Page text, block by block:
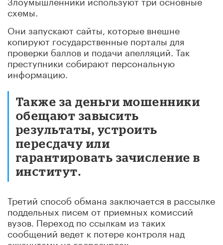
схемы.
Они запускают сайты, которые внешне
копируют государственные порталы для
проверки баллов и подачи апелляций. Так
преступники собирают персональную
информацию.
Также за деньги мошенники
обещают завысить
результаты, устроить
пересдачу или
гарантировать зачисление в
институт.
Третий способ обмана заключается в рассылке
поддельных писем от приемных комиссий
вузов. Переход по ссылкам из таких
сообщений ведет к потере контроля над